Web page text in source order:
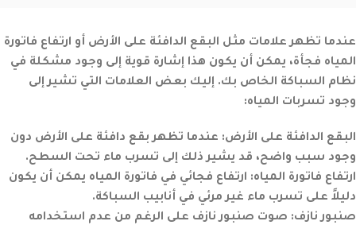
عندما تظهر علامات مثل البقع الدافئة على الأرض أو ارتفاع فاتورة
المياه فجأة، يمكن أن يكون هذا إشارة قوية إلى وجود مشكلة في
نظام السباكة الخاص بك. إليك بعض العلامات التي تشير إلى
وجود تسربات المياه:
البقع الدافئة على الأرض: عندما تظهر بقع دافئة على الأرض دون
وجود سبب واضح، قد يشير ذلك إلى تسرب ماء تحت السطح.
ارتفاع فاتورة المياه: ارتفاع فجائي في فاتورة المياه يمكن أن يكون
دليلاً على تسرب ماء غير مرئي في أنابيب السباكة.
صنبور نازف: صوت صنبور نازف على الرغم من عدم استخدامه